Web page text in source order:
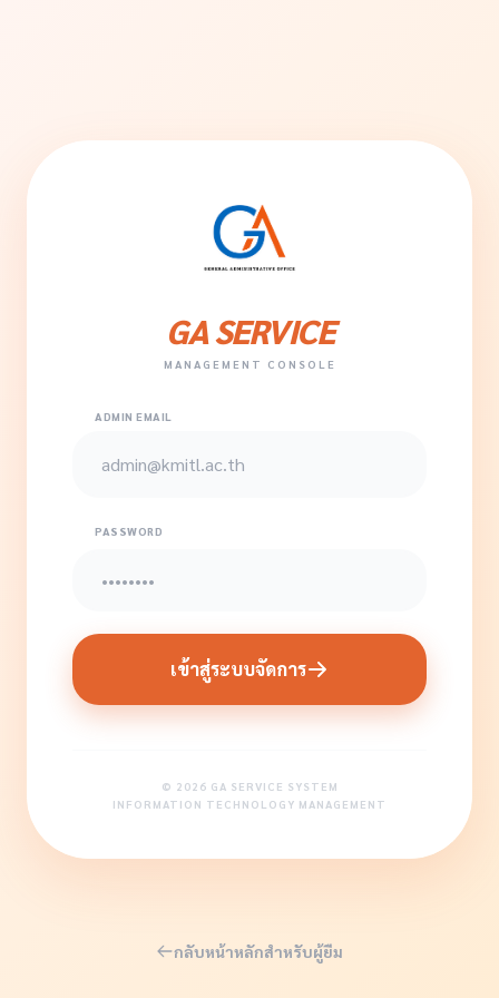
GA SERVICE
MANAGEMENT CONSOLE
ADMIN EMAIL
PASSWORD
เข้าสู่ระบบจัดการ
© 2026 GA SERVICE SYSTEM
INFORMATION TECHNOLOGY MANAGEMENT
กลับหน้าหลักสำหรับผู้ยืม